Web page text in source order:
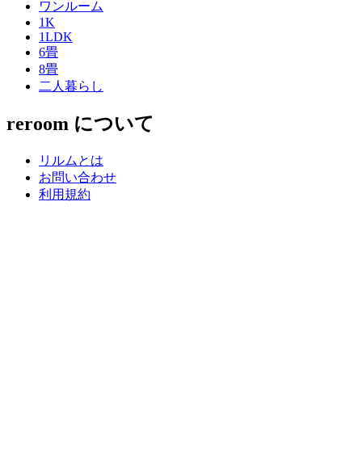
ワンルーム
1K
1LDK
6畳
8畳
二人暮らし
reroom について
リルムとは
お問い合わせ
利用規約